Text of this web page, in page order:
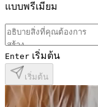
แบบพรีเมียม
Enter เริ่มต้น
เริ่มต้น